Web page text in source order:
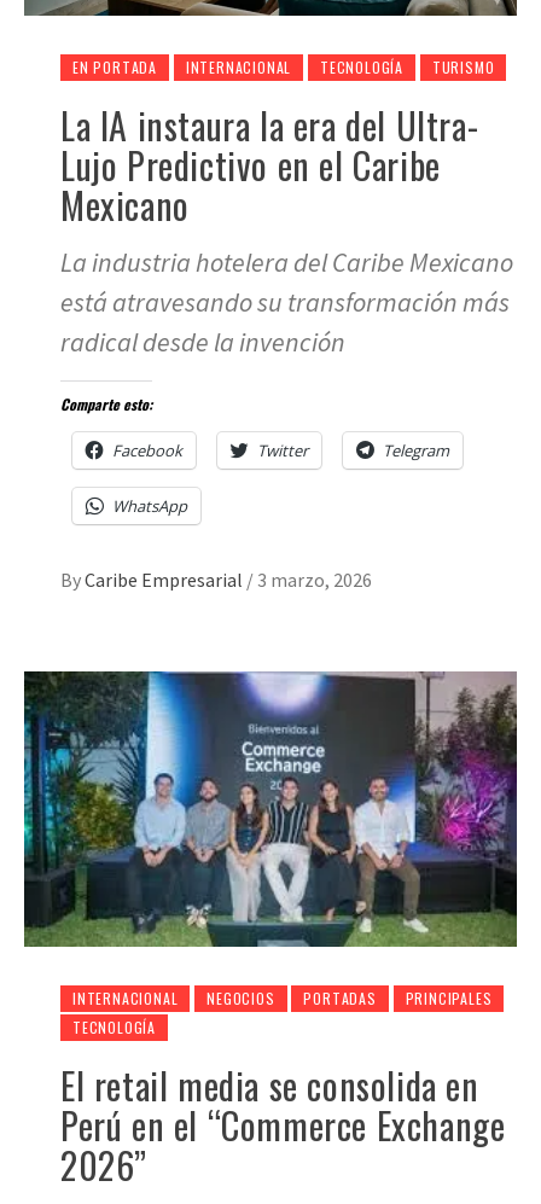
EN PORTADA INTERNACIONAL TECNOLOGÍA TURISMO
La IA instaura la era del Ultra-
Lujo Predictivo en el Caribe
Mexicano
La industria hotelera del Caribe Mexicano
está atravesando su transformación más
radical desde la invención
Comparte esto:
Facebook Twitter Telegram
WhatsApp
ByCaribe Empresarial / 3 marzo, 2026
INTERNACIONAL NEGOCIOS PORTADAS
PRINCIPALES
TECNOLOGÍA
El retail media se consolida en
Perú en el “Commerce Exchange
2026”